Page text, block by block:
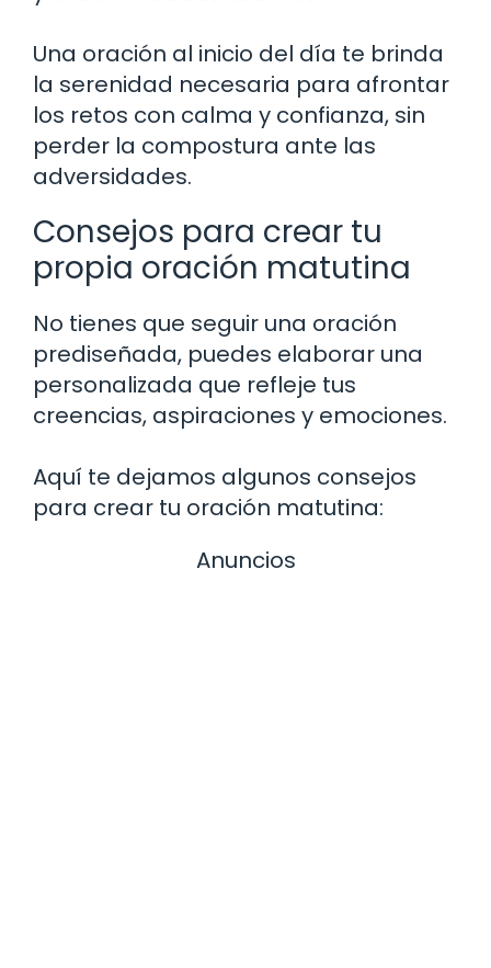
Una oración al inicio del día te brinda
la serenidad necesaria para afrontar
los retos con calma y confianza, sin
perder la compostura ante las
adversidades.
Consejos para crear tu
propia oración matutina
No tienes que seguir una oración
prediseñada, puedes elaborar una
personalizada que refleje tus
creencias, aspiraciones y emociones.
Aquí te dejamos algunos consejos
para crear tu oración matutina:
Anuncios